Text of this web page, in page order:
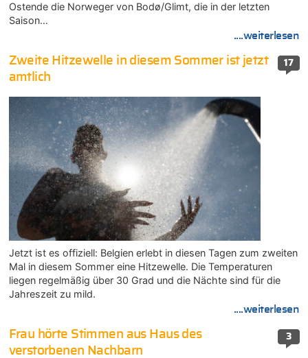
Ostende die Norweger von Bodø/Glimt, die in der letzten
Saison…
....weiterlesen
17
Zweite Hitzewelle in diesem Sommer ist jetzt
amtlich
Jetzt ist es offiziell: Belgien erlebt in diesen Tagen zum zweiten
Mal in diesem Sommer eine Hitzewelle. Die Temperaturen
liegen regelmäßig über 30 Grad und die Nächte sind für die
Jahreszeit zu mild.
....weiterlesen
3
Frau hörte Stimmen aus Haus des
verstorbenen Nachbarn